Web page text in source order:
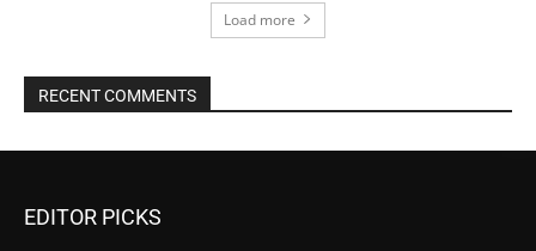
Load more
RECENT COMMENTS
EDITOR PICKS